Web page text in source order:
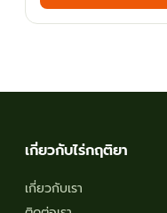
เกี่ยวกับไร่กฤติยา
เกี่ยวกับเรา